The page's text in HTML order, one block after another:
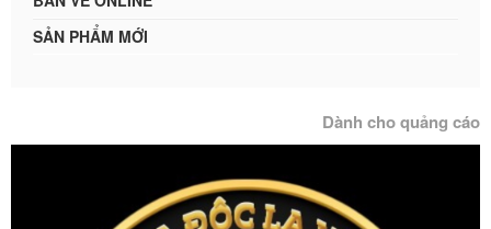
SẢN PHẨM MỚI
Dành cho quảng cáo